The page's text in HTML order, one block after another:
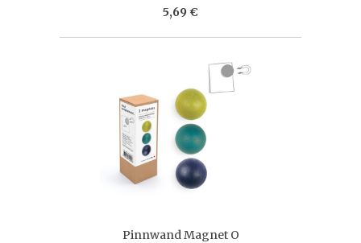
5,69 €
Pinnwand Magnet O